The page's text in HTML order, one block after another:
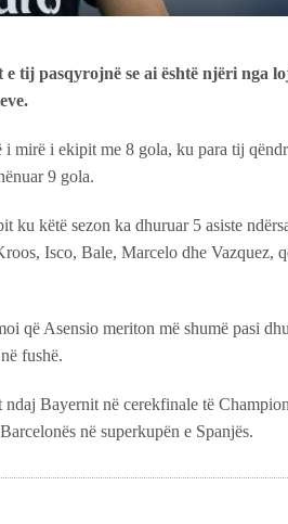
tij pasqyrojnë se ai është njëri nga
i mirë i ekipit me 8 gola, ku para tij
9 gola.
ku këtë sezon ka dhuruar 5 asiste
Isco, Bale, Marcelo dhe Vazquez,
që Asensio meriton më shumë pasi
fushë.
Bayernit në cerekfinale të
në superkupën e Spanjës.